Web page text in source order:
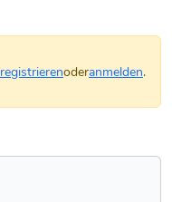
registrierenoderanmelden.